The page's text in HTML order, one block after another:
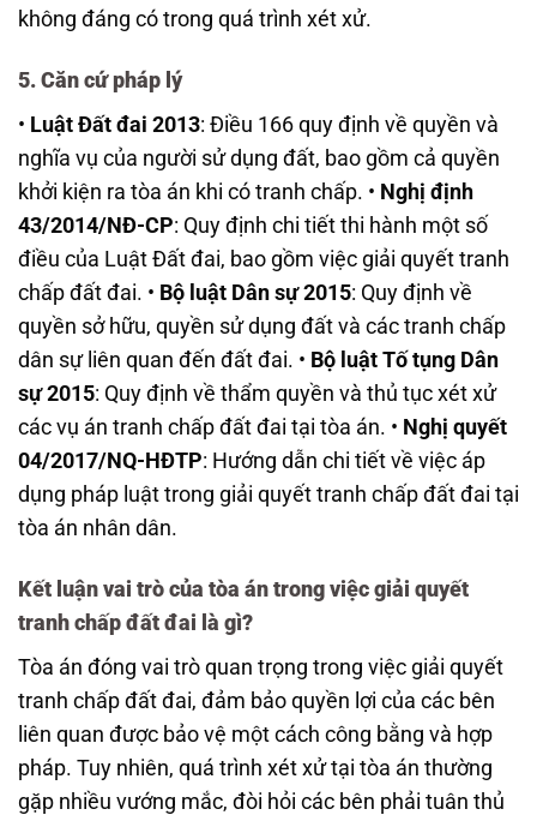
không đáng có trong quá trình xét xử.
5. Căn cứ pháp lý
• Luật Đất đai 2013: Điều 166 quy định về quyền và
nghĩa vụ của người sử dụng đất, bao gồm cả quyền
khởi kiện ra tòa án khi có tranh chấp. • Nghị định
43/2014/NĐ-CP: Quy định chi tiết thi hành một số
điều của Luật Đất đai, bao gồm việc giải quyết tranh
chấp đất đai. • Bộ luật Dân sự 2015: Quy định về
quyền sở hữu, quyền sử dụng đất và các tranh chấp
dân sự liên quan đến đất đai. • Bộ luật Tố tụng Dân
sự 2015: Quy định về thẩm quyền và thủ tục xét xử
các vụ án tranh chấp đất đai tại tòa án. • Nghị quyết
04/2017/NQ-HĐTP: Hướng dẫn chi tiết về việc áp
dụng pháp luật trong giải quyết tranh chấp đất đai tại
tòa án nhân dân.
Kết luận vai trò của tòa án trong việc giải quyết
tranh chấp đất đai là gì?
Tòa án đóng vai trò quan trọng trong việc giải quyết
tranh chấp đất đai, đảm bảo quyền lợi của các bên
liên quan được bảo vệ một cách công bằng và hợp
pháp. Tuy nhiên, quá trình xét xử tại tòa án thường
gặp nhiều vướng mắc, đòi hỏi các bên phải tuân thủ